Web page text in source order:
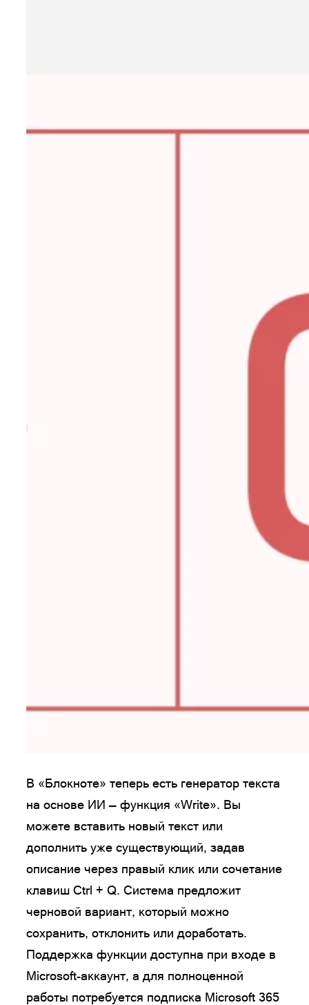
В «Блокноте» теперь есть генератор текста
на основе ИИ — функция «Write». Вы
можете вставить новый текст или
дополнить уже существующий, задав
описание через правый клик или сочетание
клавиш Ctrl + Q. Система предложит
черновой вариант, который можно
сохранить, отклонить или доработать.
Поддержка функции доступна при входе в
Microsoft-аккаунт, а для полноценной
работы потребуется подписка Microsoft 365